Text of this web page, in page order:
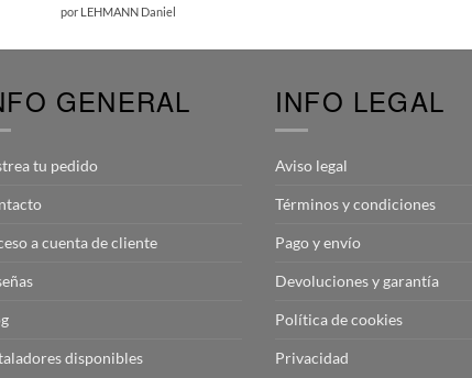
Valorado
por LEHMANN Daniel
GENERAL
tu pedido
a cuenta de cliente
disponibles
INFO LEGAL
Aviso legal
Términos y condiciones
Pago y envío
Devoluciones y garantía
Política de cookies
Privacidad